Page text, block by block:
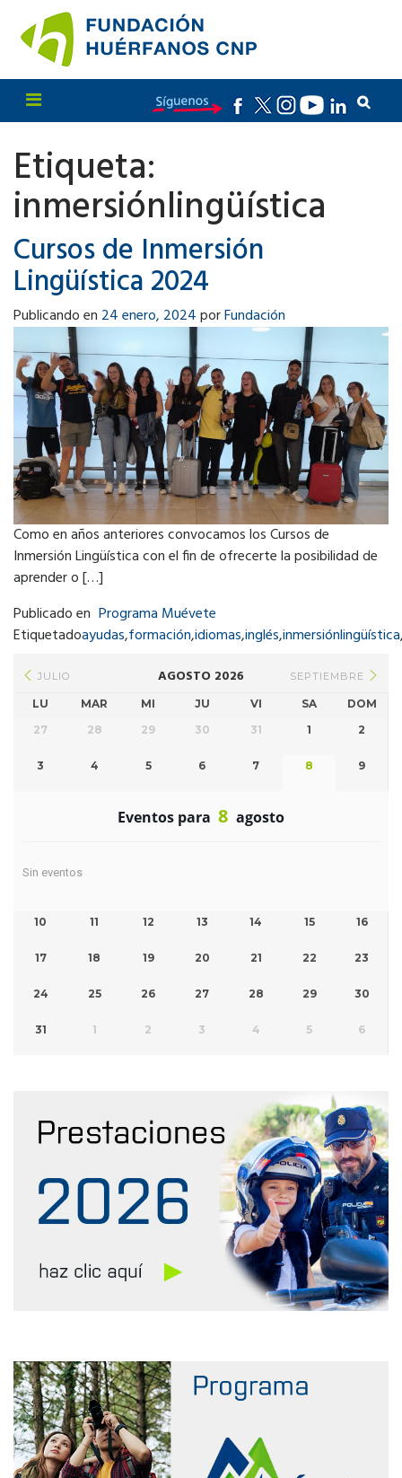
Etiqueta:
inmersiónlingüística
Cursos de Inmersión
Lingüística 2024
Publicando en 24 enero, 2024porFundación
Como en años anteriores convocamos los Cursos de
Inmersión Lingüística con el fin de ofrecerte la posibilidad de
aprender o […]
Publicado en Programa Muévete
Etiquetadoayudas,formación,idiomas,inglés,inmersiónlingüística
JULIO AGOSTO 2026 SEPTIEMBRE
LU MAR MI JU VI SA
DOM
27
28 29 30 31 1 2
3 4 5 6 7 8 9
Eventos para 8 agosto
Sin eventos
10 11 12 13 14 15 16
17 18 19 20 21 22 23
24 25 26 27 28 29 30
31 1 2 3 4 5 6